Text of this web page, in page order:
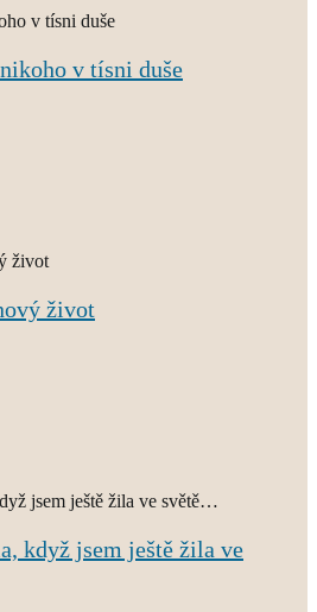
v tísni duše
život
když jsem ještě žila ve